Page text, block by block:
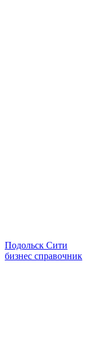
Подольск Сити
бизнес справочник